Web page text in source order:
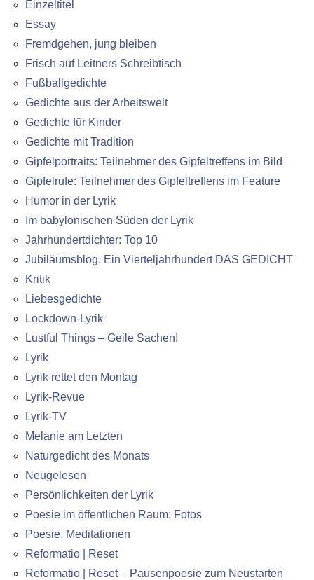
Einzeltitel
Essay
Fremdgehen, jung bleiben
Frisch auf Leitners Schreibtisch
Fußballgedichte
Gedichte aus der Arbeitswelt
Gedichte für Kinder
Gedichte mit Tradition
Gipfelportraits: Teilnehmer des Gipfeltreffens im Bild
Gipfelrufe: Teilnehmer des Gipfeltreffens im Feature
Humor in der Lyrik
Im babylonischen Süden der Lyrik
Jahrhundertdichter: Top 10
Jubiläumsblog. Ein Vierteljahrhundert DAS GEDICHT
Kritik
Liebesgedichte
Lockdown-Lyrik
Lustful Things – Geile Sachen!
Lyrik
Lyrik rettet den Montag
Lyrik-Revue
Lyrik-TV
Melanie am Letzten
Naturgedicht des Monats
Neugelesen
Persönlichkeiten der Lyrik
Poesie im öffentlichen Raum: Fotos
Poesie. Meditationen
Reformatio | Reset
Reformatio | Reset – Pausenpoesie zum Neustarten